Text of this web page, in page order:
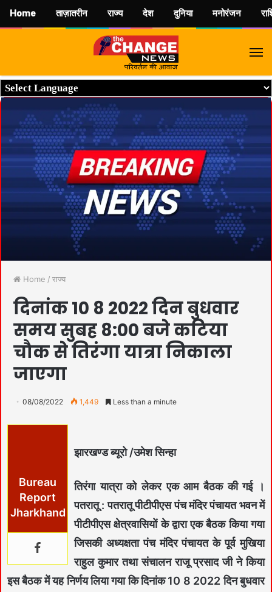
Home / राज्य
दिनांक 10 8 2022 दिन बुधवार
समय सुबह 8:00 बजे कटिया
चौक से तिरंगा यात्रा निकाला
जाएगा
08/08/2022 1,449 Less than a minute
Bureau
Report
Jharkhand
झारखण्ड ब्यूरो /उमेश सिन्हा
तिरंगा यात्रा को लेकर एक आम बैठक की गई ।
पतरातू : पतरातू पीटीपीएस पंच मंदिर पंचायत भवन में
पीटीपीएस क्षेत्रवासियों के द्वारा एक बैठक किया गया
जिसकी अध्यक्षता पंच मंदिर पंचायत के पूर्व मुखिया
राहुल कुमार तथा संचालन राजू प्रसाद जी ने किया
इस बैठक में यह निर्णय लिया गया कि दिनांक 10 8 2022 दिन बुधवार
Home ताज़ातरीन राज्य देश दुनिया मनोरंजन